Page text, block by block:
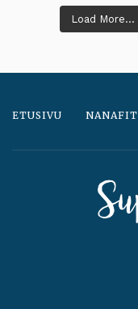
Load More...
ETUSIVU NANAFIT